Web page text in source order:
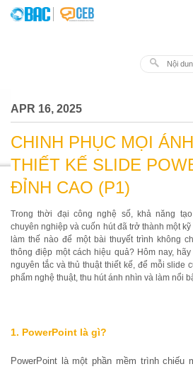
APR 16, 2025
CHINH PHỤC MỌI
THIẾT KẾ SLIDE
ĐỈNH CAO (P1)
Trong thời đại công nghệ số, khả năng
chuyên nghiệp và cuốn hút đã trở thành một
làm thế nào để một bài thuyết trình không
thông điệp một cách hiệu quả? Hôm nay, hãy
nguyên tắc và thủ thuật thiết kế, để mỗi slide
phẩm nghệ thuật, thu hút ánh nhìn và làm nổi
1. PowerPoint là gì?
PowerPoint là một phần mềm trình chiếu